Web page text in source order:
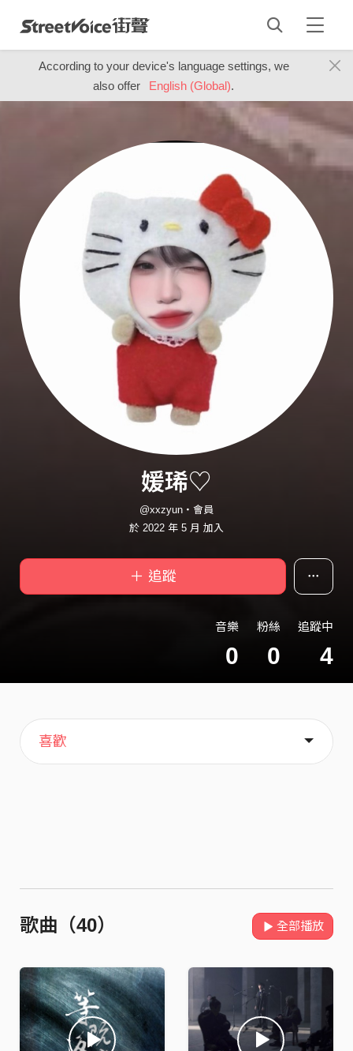
According to your device's language settings, we
also offer
English (Global).
媛琋♡
@xxzyun・會員
於 2022 年 5 月 加入
＋ 追蹤
音樂
0
粉絲
0
追蹤中
4
主頁
喜歡
關於
歌曲（40） 全部播放